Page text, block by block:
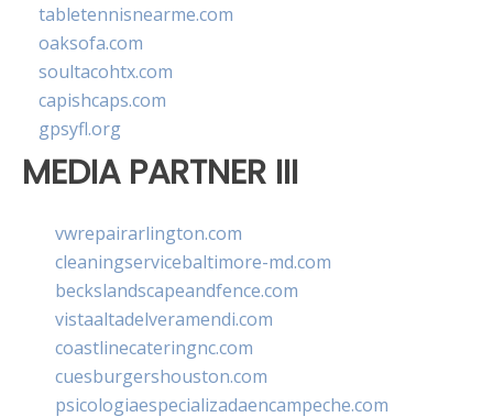
tabletennisnearme.com
oaksofa.com
soultacohtx.com
capishcaps.com
gpsyfl.org
MEDIA PARTNER III
vwrepairarlington.com
cleaningservicebaltimore-md.com
beckslandscapeandfence.com
vistaaltadelveramendi.com
coastlinecateringnc.com
cuesburgershouston.com
psicologiaespecializadaencampeche.com